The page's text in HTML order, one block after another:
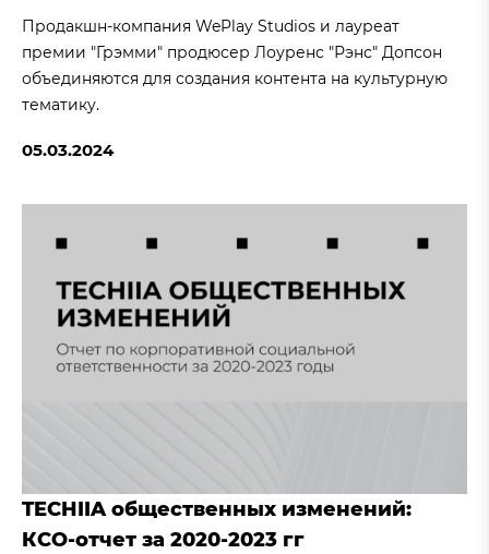
Продакшн-компания WePlay Studios и лауреат
премии "Грэмми" продюсер Лоуренс "Рэнс" Допсон
объединяются для создания контента на культурную
тематику.
05.03.2024
TECHIIA общественных изменений:
КСО-отчет за 2020-2023 гг